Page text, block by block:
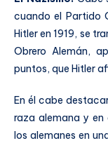
cuando el Partido
Hitler en 1919, se
Obrero Alemán,
puntos, que Hitler
En él cabe
raza alemana y
los alemanes en